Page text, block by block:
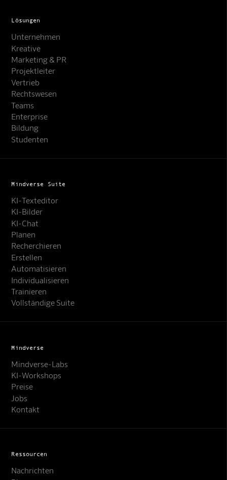
Lösungen
Unternehmen
Kreative
Marketing & PR
Projektleiter
Vertrieb
Rechtswesen
Teams
Enterprise
Bildung
Studenten
Mindverse Suite
KI-Texteditor
KI-Bilder
KI-Chat
Planen
Recherchieren
Erstellen
Automatisieren
Individualisieren
Trainieren
Vollständige Suite
Mindverse
Mindverse-Labs
KI-Workshops
Preise
Jobs
Kontakt
Ressourcen
Nachrichten